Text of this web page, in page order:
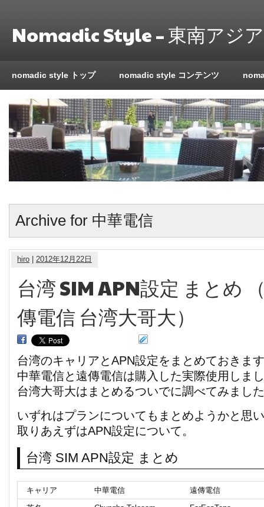
Nomadic Style – 東南アジ
nomadic style トップ nomadic style コンテンツ
Archive for 中華電信
hiro 2012年12月22日
台湾 SIM APN設定 まとめ
傳電信 台湾大哥大）
台湾のキャリアとAPN設定をまとめておきま
中華電信と遠傳電信は購入した実際使用しま
台湾大哥大はまとめるついでに調べてみまし
いずれはプランについてもまとめようかと思
取りあえずはAPN設定について。
台湾 SIM APN設定 まとめ
キャリア 中華電信
遠傳電信